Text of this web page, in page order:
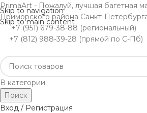
Skip to navigation
Skip to main content
PrimaArt - Пожалуй, лучшая багетная
Приморского района Санкт-
+7 (951) 679-38-88 (региональный)
+7 (812) 988-39-28 (прямой по С-Пб)
В категории
Поиск
Вход / Регистрация